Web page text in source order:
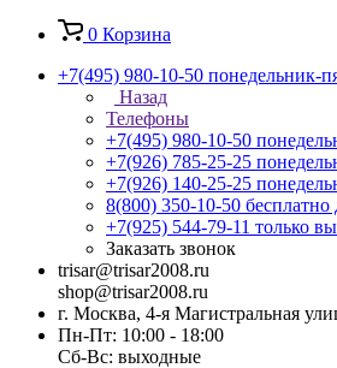
0 Корзина
+7(495) 980-10-50 понедельник-
Назад
Телефоны
+7(495) 980-10-50
+7(926) 785-25-25
+7(926) 140-25-25
8(800) 350-10-50
+7(925) 544-79-11 только
Заказать звонок
trisar@trisar2008.ru
shop@trisar2008.ru
г. Москва, 4-я Магистральная
Пн-Пт: 10:00 - 18:00
Сб-Вс: выходные